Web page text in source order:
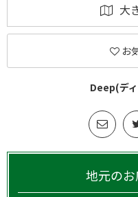
大
お
Deep(デ
地元のお